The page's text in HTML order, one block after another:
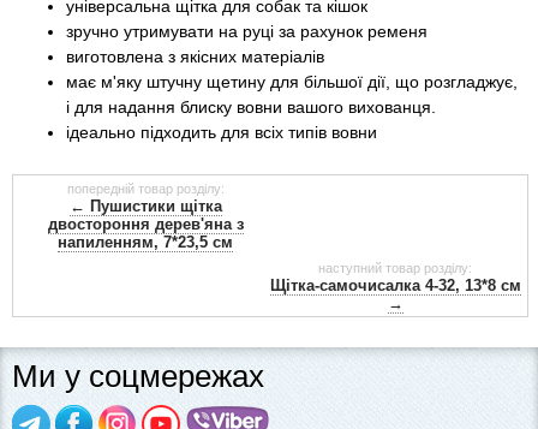
універсальна щітка для собак та кішок
зручно утримувати на руці за рахунок ременя
виготовлена ​​з якісних матеріалів
має м'яку штучну щетину для більшої дії, що розгладжує,
і для надання блиску вовни вашого вихованця.
ідеально підходить для всіх типів вовни
попередній товар розділу:
← Пушистики щітка
двостороння дерев'яна з
напиленням, 7*23,5 см
наступний товар розділу:
Щітка-самочисалка 4-32, 13*8 см
→
Ми у соцмережах
Хозряд - господарчі товари оптом
Популярні зоотоварі
Архів / Знято з виробництва